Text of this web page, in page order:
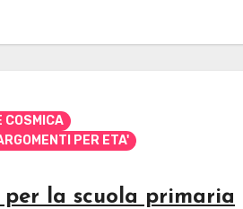
COSMICA
PER ETA'
per la scuola primaria